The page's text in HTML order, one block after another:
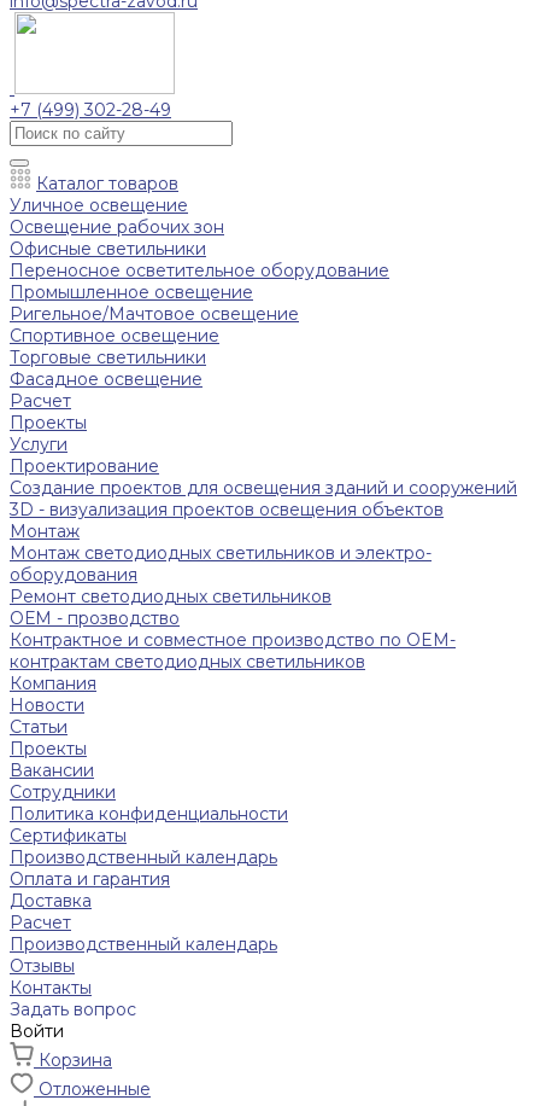
+7 (499) 302-28-49
Каталог товаров
Уличное освещение
Освещение рабочих зон
Офисные светильники
Переносное осветительное оборудование
Промышленное освещение
Ригельное/Мачтовое освещение
Спортивное освещение
Торговые светильники
Фасадное освещение
Расчет
Проекты
Услуги
Проектирование
Создание проектов для освещения зданий и сооружений
3D - визуализация проектов освещения объектов
Монтаж
Монтаж светодиодных светильников и электро-
оборудования
Ремонт светодиодных светильников
ОЕМ - прозводство
Контрактное и совместное производство по OEM-
контрактам светодиодных светильников
Компания
Новости
Статьи
Проекты
Вакансии
Сотрудники
Политика конфиденциальности
Сертификаты
Производственный календарь
Оплата и гарантия
Доставка
Расчет
Производственный календарь
Отзывы
Контакты
Задать вопрос
Войти
Корзина
Отложенные